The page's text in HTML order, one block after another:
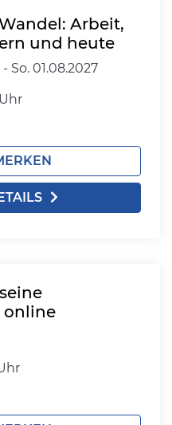
Arbeit,
und heute
- So. 01.08.2027
online